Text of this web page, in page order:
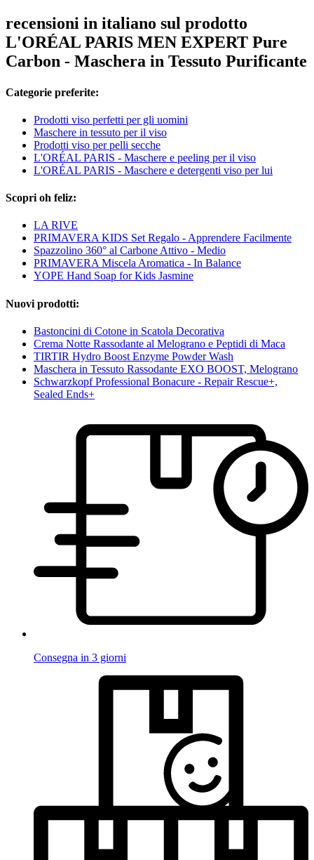
recensioni in italiano sul prodotto
L'ORÉAL PARIS MEN EXPERT Pure
Carbon - Maschera in Tessuto Purificante
Categorie preferite:
Prodotti viso perfetti per gli uomini
Maschere in tessuto per il viso
Prodotti viso per pelli secche
L'ORÉAL PARIS - Maschere e peeling per il viso
L'ORÉAL PARIS - Maschere e detergenti viso per lui
Scopri oh feliz:
LA RIVE
PRIMAVERA KIDS Set Regalo - Apprendere Facilmente
Spazzolino 360° al Carbone Attivo - Medio
PRIMAVERA Miscela Aromatica - In Balance
YOPE Hand Soap for Kids Jasmine
Nuovi prodotti:
Bastoncini di Cotone in Scatola Decorativa
Crema Notte Rassodante al Melograno e Peptidi di Maca
TIRTIR Hydro Boost Enzyme Powder Wash
Maschera in Tessuto Rassodante EXO BOOST, Melograno
Schwarzkopf Professional Bonacure - Repair Rescue+,
Sealed Ends+
Consegna in 3 giorni